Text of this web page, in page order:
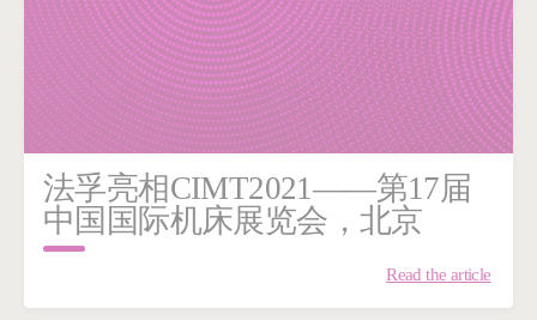
法孚亮相CIMT2021——第17届
中国国际机床展览会，北京
Read the article